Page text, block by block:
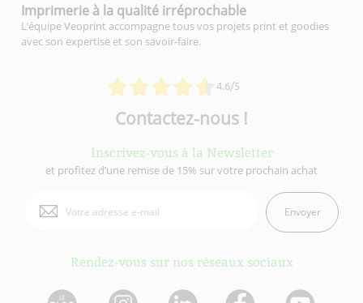
4.6/5
Imprimerie à la qualité irréprochable
L’équipe Veoprint accompagne tous vos projets print et goodies
avec son expertise et son savoir-faire.
Contactez-nous !
Inscrivez-vous à la Newsletter
et profitez d’une remise de 15% sur votre prochain achat
Envoyer
Rendez-vous sur nos réseaux sociaux